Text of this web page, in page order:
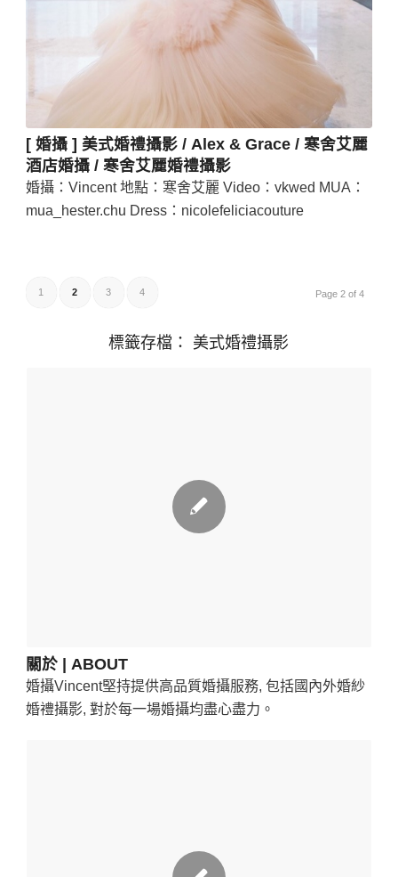
[ 婚攝 ] 美式婚禮攝影 / Alex & Grace / 寒舍艾麗
酒店婚攝 / 寒舍艾麗婚禮攝影
婚攝：Vincent 地點：寒舍艾麗 Video：vkwed MUA：
mua_hester.chu Dress：nicolefeliciacouture
Page 2 of 4
1 2 3 4
標籤存檔： 美式婚禮攝影
關於 | ABOUT
婚攝Vincent堅持提供高品質婚攝服務, 包括國內外婚紗
婚禮攝影, 對於每一場婚攝均盡心盡力。